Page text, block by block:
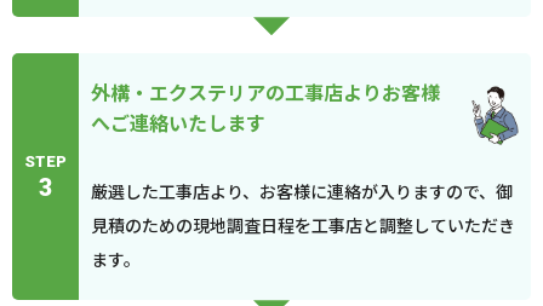
STEP
3
外構・エクステリアの工事店よりお客様
へご連絡いたします
厳選した工事店より、お客様に連絡が入りますので、御
見積のための現地調査日程を工事店と調整していただき
ます。